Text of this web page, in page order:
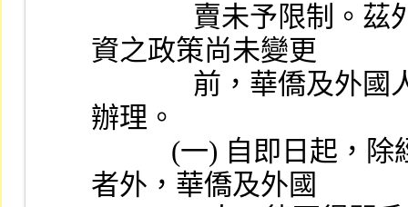
資之政策尚未變更
辦理。
者外，華僑及外國